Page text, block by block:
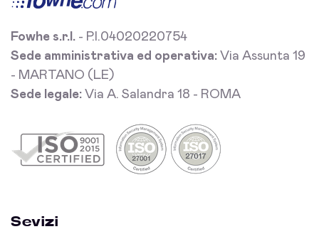
Fowhe s.r.l. - P.I.04020220754
Sede amministrativa ed operativa: Via Assunta 19
- MARTANO (LE)
Sede legale: Via A. Salandra 18 - ROMA
Sevizi